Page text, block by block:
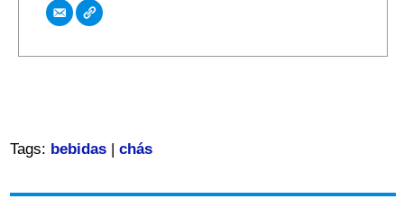
Tags: bebidas| chás